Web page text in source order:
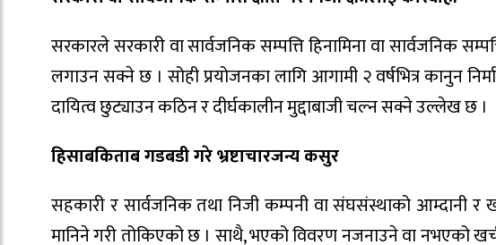
सरकारले सरकारी वा सार्वजनिक सम्पत्ति हिनामिना वा सार्वजनिक
लगाउन सक्ने छ । सोही प्रयोजनका लागि आगामी २ वर्षभित्र कानुन
दायित्व छुट्याउन कठिन र दीर्घकालीन मुद्दाबाजी चल्न सक्ने उल्लेख छ ।
हिसाबकिताब गडबडी गरे भ्रष्टाचारजन्य कसुर
सहकारी र सार्वजनिक तथा निजी कम्पनी वा संघसंस्थाको आम्दानी
मानिने गरी तोकिएको छ । साथै, भएको विवरण नजनाउने वा नभएको